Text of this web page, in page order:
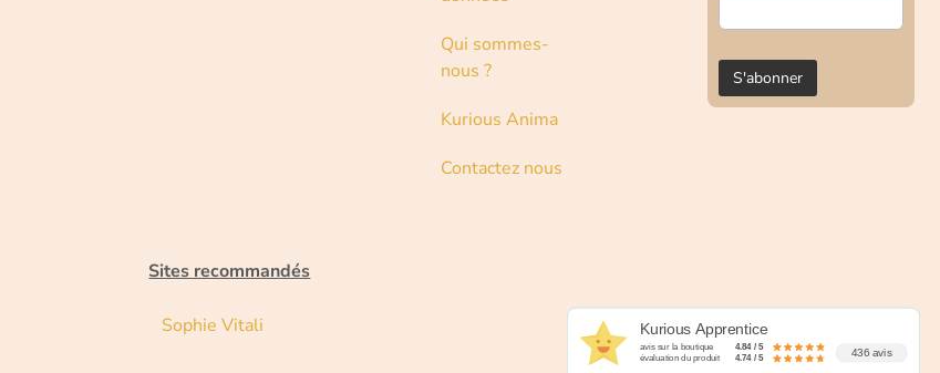
Qui sommes-
nous ?
Kurious Anima
Contactez nous
Sites recommandés
Sophie Vitali Kurious Apprentice
avis sur la boutique 4.84 / 5
évaluation du produit 4.74 / 5 436 avis